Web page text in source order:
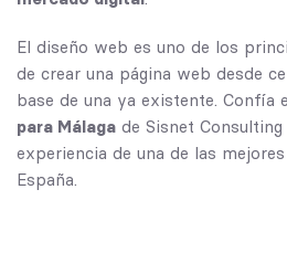
El diseño web es uno de los
de crear una página web desde
base de una ya existente. Confía
para Málaga de Sisnet
experiencia de una de las
España.